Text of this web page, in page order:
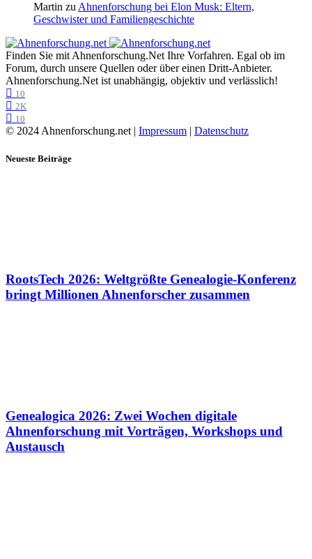
Martin zu Ahnenforschung bei Elon Musk: Eltern,
Geschwister und Familiengeschichte
Finden Sie mit Ahnenforschung.Net Ihre Vorfahren. Egal ob im
Forum, durch unsere Quellen oder über einen Dritt-Anbieter.
Ahnenforschung.Net ist unabhängig, objektiv und verlässlich!
10
2K
10
© 2024 Ahnenforschung.net | Impressum | Datenschutz
Neueste Beiträge
RootsTech 2026: Weltgrößte Genealogie-Konferenz
bringt Millionen Ahnenforscher zusammen
Genealogica 2026: Zwei Wochen digitale
Ahnenforschung mit Vorträgen, Workshops und
Austausch